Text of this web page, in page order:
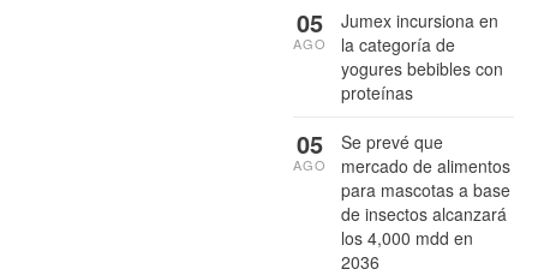
Jumex incursiona en
la categoría de
yogures bebibles con
proteínas
05
AGO
Se prevé que
mercado de alimentos
para mascotas a base
de insectos alcanzará
los 4,000 mdd en
2036
05
AGO